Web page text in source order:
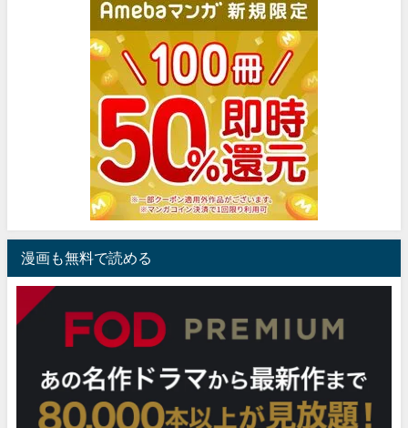
漫画も無料で読める